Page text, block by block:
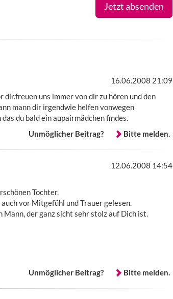
Jetzt absenden
16.06.2008 21:09
uns immer von dir zu hören und den
mann dir irgendwie helfen vonwegen
du bald ein aupairmädchen findes.
Unmöglicher Beitrag?
Bitte melden.
12.06.2008 14:54
Tochter.
vor Mitgefühl und Trauer gelesen.
Mann, der ganz sicht sehr stolz auf Dich ist.
Unmöglicher Beitrag?
Bitte melden.